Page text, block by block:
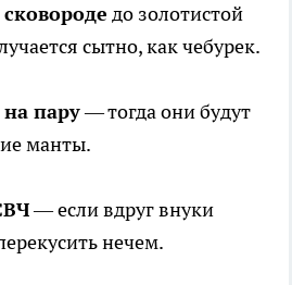
до золотистой
сытно, как чебурек.
пару— тогда они будут
манты.
— если вдруг внуки
нечем.